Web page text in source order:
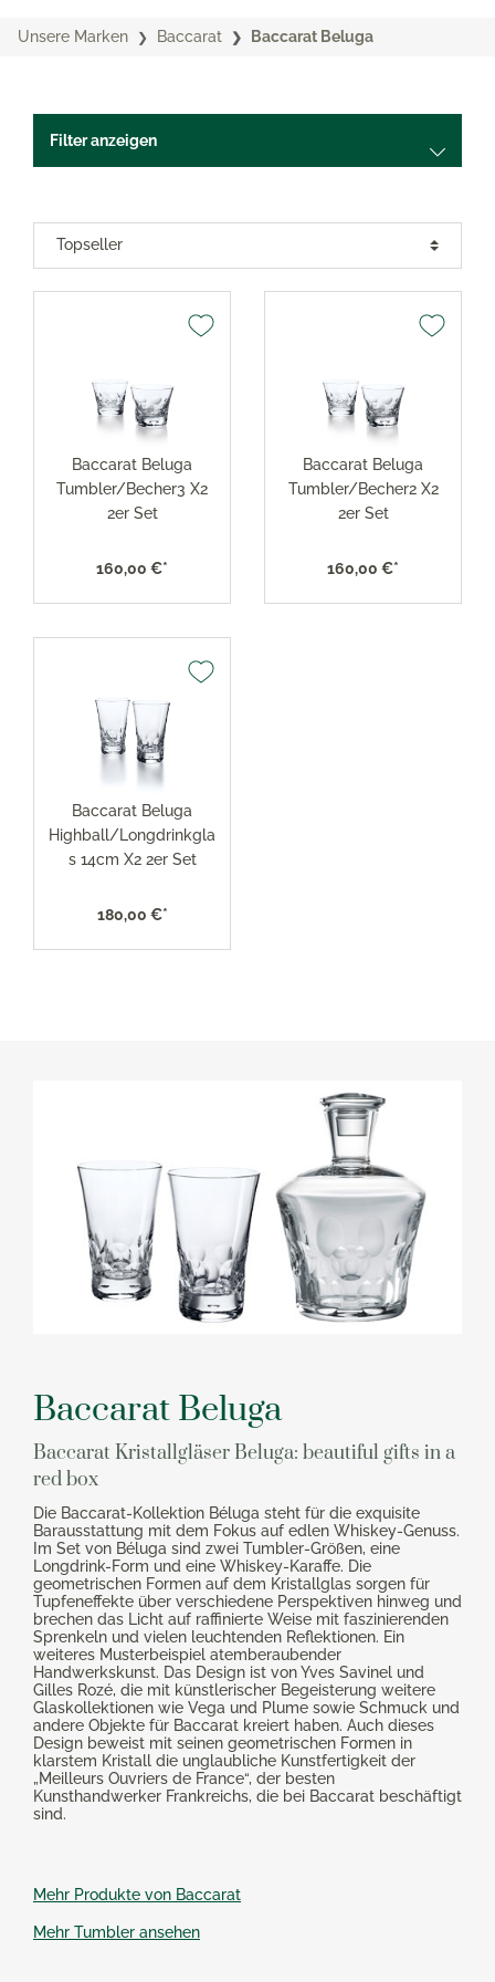
Unsere Marken Baccarat Baccarat Beluga
Filter anzeigen
Baccarat Beluga
Tumbler/Becher3 X2
2er Set
160,00 €*
Baccarat Beluga
Tumbler/Becher2 X2
2er Set
160,00 €*
Baccarat Beluga
Highball/Longdrinkgla
s 14cm X2 2er Set
180,00 €*
Baccarat Beluga
Baccarat Kristallgläser Beluga: beautiful gifts in a
red box
Die Baccarat-Kollektion Béluga steht für die exquisite
Barausstattung mit dem Fokus auf edlen Whiskey-Genuss.
Im Set von Béluga sind zwei Tumbler-Größen, eine
Longdrink-Form und eine Whiskey-Karaffe. Die
geometrischen Formen auf dem Kristallglas sorgen für
Tupfeneffekte über verschiedene Perspektiven hinweg und
brechen das Licht auf raffinierte Weise mit faszinierenden
Sprenkeln und vielen leuchtenden Reflektionen. Ein
weiteres Musterbeispiel atemberaubender
Handwerkskunst. Das Design ist von Yves Savinel und
Gilles Rozé, die mit künstlerischer Begeisterung weitere
Glaskollektionen wie Vega und Plume sowie Schmuck und
andere Objekte für Baccarat kreiert haben. Auch dieses
Design beweist mit seinen geometrischen Formen in
klarstem Kristall die unglaubliche Kunstfertigkeit der
„Meilleurs Ouvriers de France“, der besten
Kunsthandwerker Frankreichs, die bei Baccarat beschäftigt
sind.
Mehr Produkte von Baccarat
Mehr Tumbler ansehen